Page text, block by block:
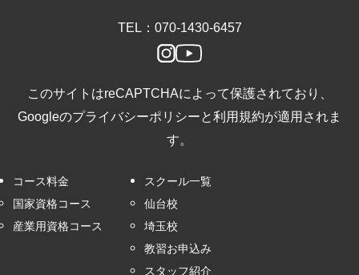
TEL：070-1430-6457
このサイトはreCAPTCHAによって保護されており、
Googleのプライバシーポリシーと利用規約が適用されま
す。
コース料金
国家資格コース
産業用資格コース
スクール一覧
仙台校
埼玉校
教習お申込み
スタッフ紹介